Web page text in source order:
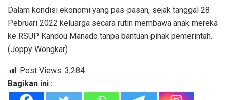
Dalam kondisi ekonomi yang pas-pasan, sejak tanggal 28
Pebruari 2022 keluarga secara rutin membawa anak mereka
ke RSUP Kandou Manado tanpa bantuan pihak pemerintah.
(Joppy Wongkar)
Post Views: 3,284
Bagikan ini :